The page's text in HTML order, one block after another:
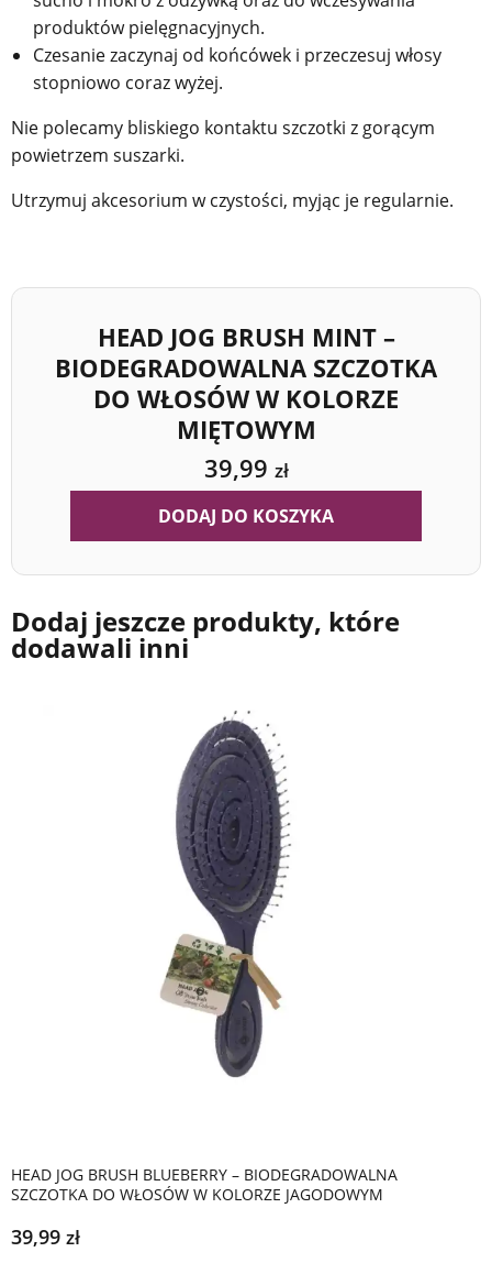
produktów pielęgnacyjnych.
Czesanie zaczynaj od końcówek i przeczesuj włosy
stopniowo coraz wyżej.
Nie polecamy bliskiego kontaktu szczotki z gorącym
powietrzem suszarki.
Utrzymuj akcesorium w czystości, myjąc je regularnie.
HEAD JOG BRUSH MINT –
BIODEGRADOWALNA SZCZOTKA
DO WŁOSÓW W KOLORZE
MIĘTOWYM
39,99 zł
DODAJ DO KOSZYKA
Dodaj jeszcze produkty, które
dodawali inni
HEAD JOG BRUSH BLUEBERRY – BIODEGRADOWALNA
SZCZOTKA DO WŁOSÓW W KOLORZE JAGODOWYM
39,99 zł